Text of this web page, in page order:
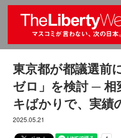
東京都が都議選前
ゼロ」を検討 ─
キばかりで、実績
2025.05.21